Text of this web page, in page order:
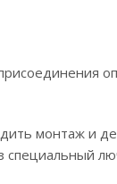
монтаж и